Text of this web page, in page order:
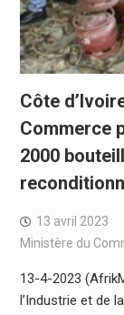
Côte
Commerce
2000
13 avril 2023
Ministère du
13-4-2023
l’Industrie et de